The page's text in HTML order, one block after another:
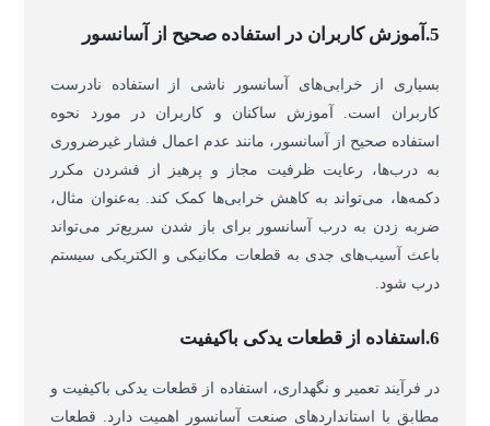
5.آموزش کاربران در استفاده صحیح از آسانسور
بسیاری از خرابی‌های آسانسور ناشی از استفاده نادرست
کاربران است. آموزش ساکنان و کاربران در مورد نحوه
استفاده صحیح از آسانسور، مانند عدم اعمال فشار غیرضروری
به درب‌ها، رعایت ظرفیت مجاز و پرهیز از فشردن مکرر
دکمه‌ها، می‌تواند به کاهش خرابی‌ها کمک کند. به‌عنوان مثال،
ضربه زدن به درب آسانسور برای باز شدن سریع‌تر می‌تواند
باعث آسیب‌های جدی به قطعات مکانیکی و الکتریکی سیستم
درب شود.
6.استفاده از قطعات یدکی باکیفیت
در فرآیند تعمیر و نگهداری، استفاده از قطعات یدکی باکیفیت و
مطابق با استانداردهای صنعت آسانسور اهمیت دارد. قطعات